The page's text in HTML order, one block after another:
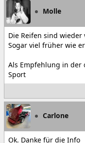
Molle
Die Reifen sind
Sogar viel früher wie
Als Empfehlung in der
Sport
Carlone
Ok. Danke für die Info